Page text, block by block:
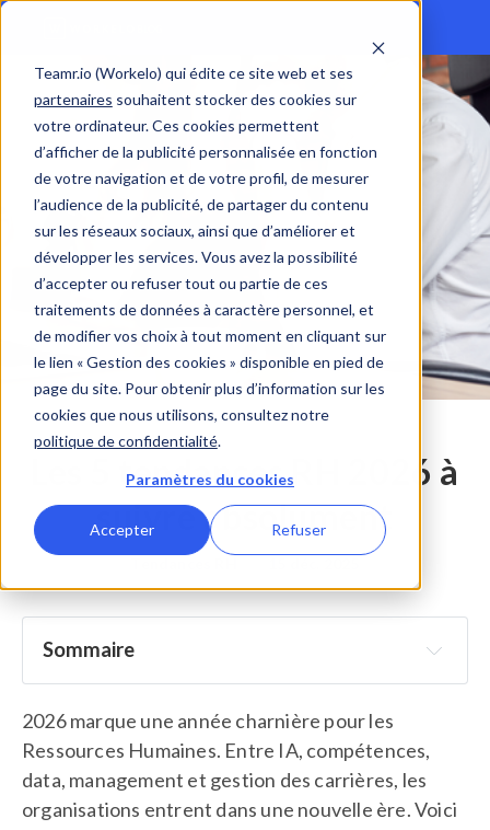
Teamr.io (Workelo) qui édite ce site web et ses
partenaires souhaitent stocker des cookies sur
votre ordinateur. Ces cookies permettent
d’afficher de la publicité personnalisée en fonction
de votre navigation et de votre profil, de mesurer
l’audience de la publicité, de partager du contenu
sur les réseaux sociaux, ainsi que d’améliorer et
développer les services. Vous avez la possibilité
d’accepter ou refuser tout ou partie de ces
traitements de données à caractère personnel, et
de modifier vos choix à tout moment en cliquant sur
le lien « Gestion des cookies » disponible en pied de
page du site. Pour obtenir plus d’information sur les
cookies que nous utilisons, consultez notre
politique de confidentialité.
Paramètres du cookies
Accepter Refuser
Les 5 tendances RH 2026 à
suivre absolument
Sommaire
L’IA RH : l’intelligence artificielle devient un
Travail basé sur les compétences : le modèle skills-
based s’impose
Expérience collaborateur prédictive : la nouvelle
2026 marque une année charnière pour les
Ressources Humaines. Entre IA, compétences,
data, management et gestion des carrières, les
organisations entrent dans une nouvelle ère. Voici